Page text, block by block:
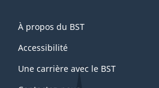
this
site
À propos du BST
Accessibilité
Une carrière avec le BST